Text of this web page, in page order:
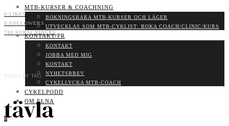
0 LIKES
0 FOLLOWERS
710 SUBSCRIBERS
MTB-KURSER & COACHNING
BOKNINGSBARA MTB-KURSER OCH LÄGER
UTVECKLAS SOM MTB-CYKLIST: BOKA COACH/CLINIC/KURS
KONTAKT/PR
KONTAKT
JOBBA MED MIG
KONTAKT
NYHETSBREV
CYKELLYCKA MTB-COACH
CYKELPODD
OM ELNA
0
POSTS BY TAG
tävla